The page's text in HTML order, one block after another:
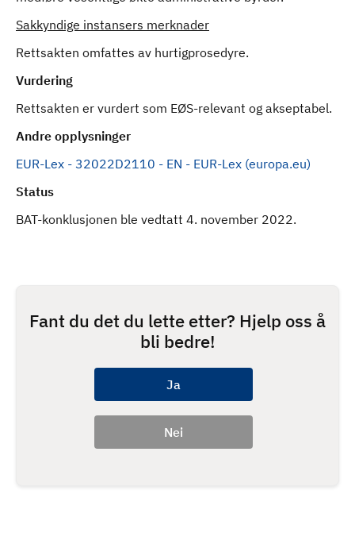
Sakkyndige instansers merknader
Rettsakten omfattes av hurtigprosedyre.
Vurdering
Rettsakten er vurdert som EØS-relevant og akseptabel.
Andre opplysninger
EUR-Lex - 32022D2110 - EN - EUR-Lex (europa.eu)
Status
BAT-konklusjonen ble vedtatt 4. november 2022.
Fant du det du lette etter? Hjelp oss å
bli bedre!